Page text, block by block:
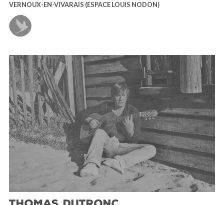
VERNOUX-EN-VIVARAIS (ESPACE LOUIS NODON)